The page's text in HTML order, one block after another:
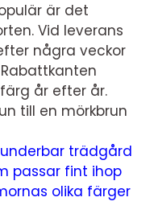
är det
Vid leverans
några veckor
år efter år.
till en mörkbrun
trädgård
passar fint ihop
olika färger